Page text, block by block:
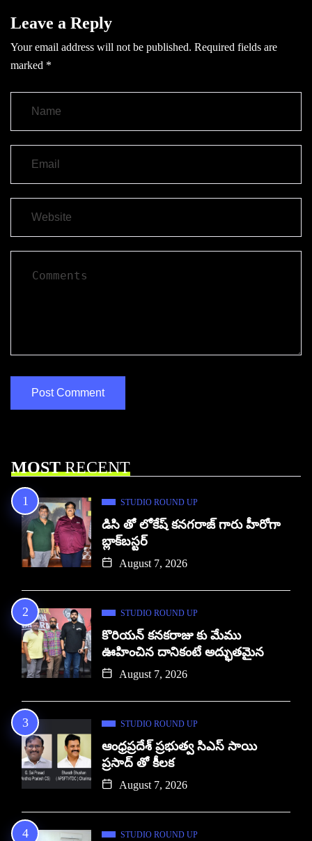
Leave a Reply
Your email address will not be published. Required fields are
marked *
MOSTRECENT
STUDIO ROUND UP
డిసి తో లోకేష్ కనగరాజ్ గారు హీరోగా
బ్లాక్‌బస్టర్
August 7, 2026
STUDIO ROUND UP
కొరియన్ కనకరాజు కు మేము
ఊహించిన దానికంటే అద్భుతమైన
August 7, 2026
STUDIO ROUND UP
ఆంధ్రప్రదేశ్ ప్రభుత్వ సిఎస్ సాయి
ప్రసాద్ తో కీలక
August 7, 2026
STUDIO ROUND UP